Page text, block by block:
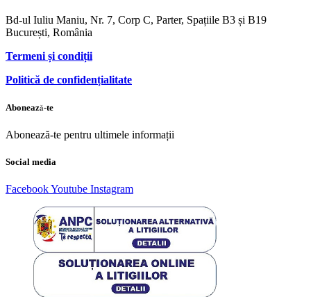
Bd-ul Iuliu Maniu, Nr. 7, Corp C, Parter, Spațiile B3 și B19
București, România
Termeni și condiții
Politică de confidențialitate
Abonează-te
Abonează-te pentru ultimele informații
Social media
FacebookYoutube Instagram